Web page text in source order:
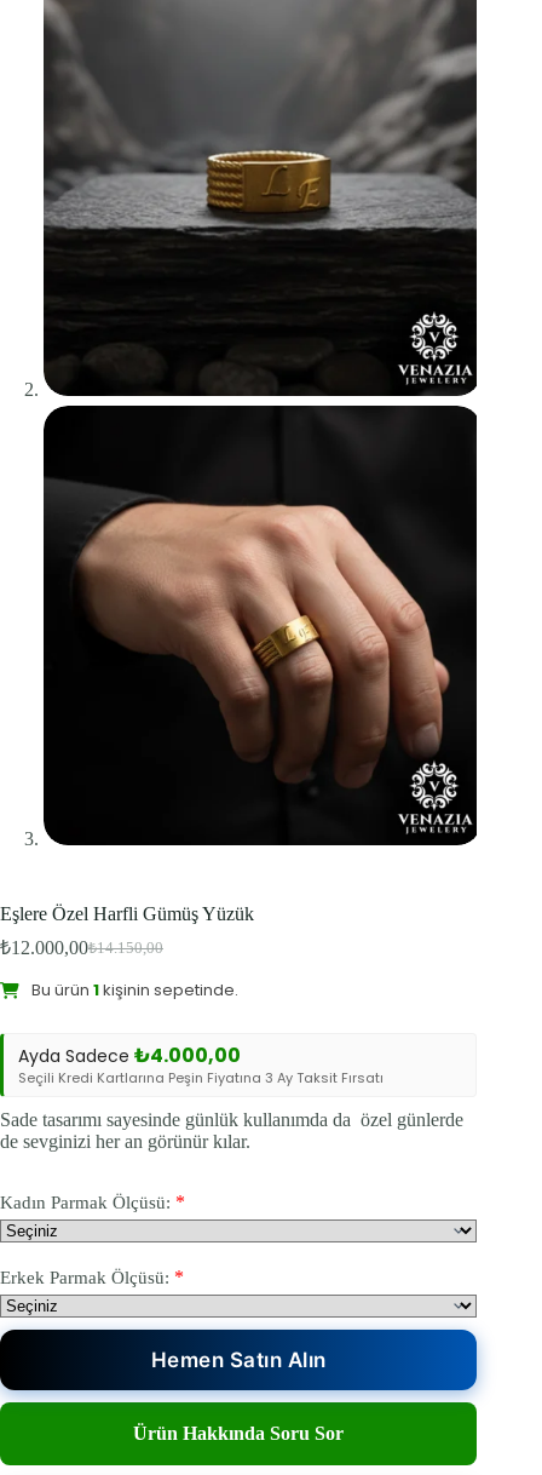
Eşlere Özel Harfli Gümüş Yüzük
₺14.150,00
Orijinal
₺14.150,00.
₺12.000,00Şu
fiyat:
Bu ürünü şu an 12kişi inceliyor.
Bu ürün1kişinin sepetinde.
Sevilen Ürün:20 kişi favoriledi.
Ayda Sadece ₺4.000,00
Seçili Kredi Kartlarına Peşin Fiyatına 3 Ay Taksit Fırsatı
Sade tasarımı sayesinde günlük kullanımda da özel günlerde
de sevginizi her an görünür kılar.
Kadın Parmak Ölçüsü: *
Erkek Parmak Ölçüsü: *
Hemen Satın Alın
Ürün Hakkında Soru Sor